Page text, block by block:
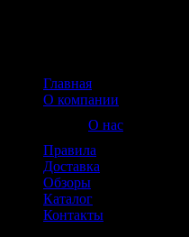
Главная
О компании
О нас
Правила
Доставка
Обзоры
Каталог
Контакты